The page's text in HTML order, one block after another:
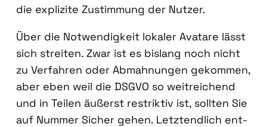
die expli­zi­te Zustim­mung der Nut­zer.
Über die Not­wen­dig­keit loka­ler Ava­tare lässt
sich strei­ten. Zwar ist es bis­lang noch nicht
zu Ver­fah­ren oder Abmah­nun­gen gekom­men,
aber eben weil die DSGVO so weit­rei­chend
und in Tei­len äußerst restrik­tiv ist, soll­ten Sie
auf Num­mer Sicher gehen. Letzt­end­lich ent­